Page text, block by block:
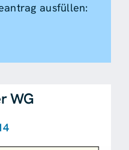
ausfüllen:
WG